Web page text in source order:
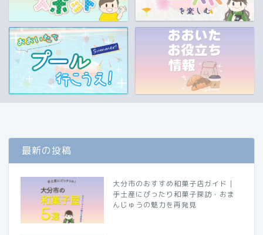
最新の投稿
大分市のおすすめ和菓子店ガイド｜
手土産にぴったり和菓子探訪・おま
んじゅうの魅力を再発見